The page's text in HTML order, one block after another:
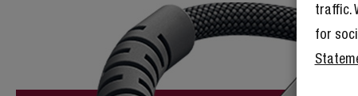
traffic.
for